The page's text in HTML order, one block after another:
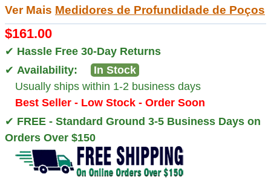
Ver Mais Medidores de Profundidade de Poços
$161.00
✔ Hassle Free 30-Day Returns
✔ Availability:
In Stock
Usually ships within 1-2 business days
Best Seller - Low Stock - Order Soon
✔ FREE - Standard Ground 3-5 Business Days on
Orders Over $150